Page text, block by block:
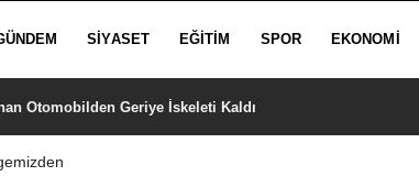
SIYASET EĞITIM SPOR EKONOMI
Otomobilden Geriye İskeleti Kaldı